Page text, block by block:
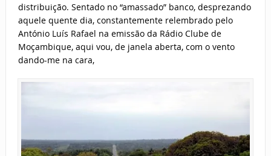
distribuição. Sentado no “amassado” banco, desprezando
aquele quente dia, constantemente relembrado pelo
António Luís Rafael na emissão da Rádio Clube de
Moçambique, aqui vou, de janela aberta, com o vento
dando-me na cara,